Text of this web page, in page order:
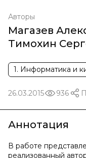
Авторы
Магазев
Тимохин
1. Информатика и
26.03.2015 936
Аннотация
В работе
реализованный